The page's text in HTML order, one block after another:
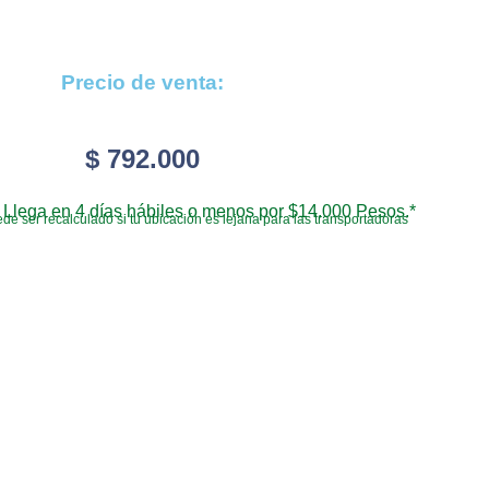
Precio de venta:
$792.000
Llega en 4 días hábiles o menos por $14.000 Pesos.*
ser recalculado si tu ubicación es lejana para las transportadoras